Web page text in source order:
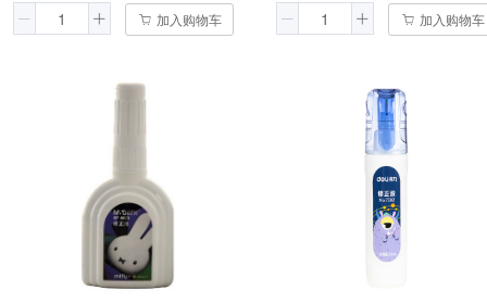
加入购物车 加入购物车